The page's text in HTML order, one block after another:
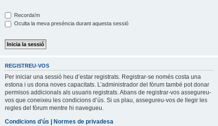
Recorda’m
Oculta la meva presència durant aquesta sessió
REGISTREU-VOS
Per iniciar una sessió heu d’estar registrats. Registrar-se només costa una
estona i us dona noves capacitats. L’administrador del fòrum també pot donar
permisos addicionals als usuaris registrats. Abans de registrar-vos assegureu-
vos que coneixeu les condicions d’ús. Si us plau, assegureu-vos de llegir les
regles del fòrum mentre hi navegueu.
Condicions d’ús
Normes de privadesa